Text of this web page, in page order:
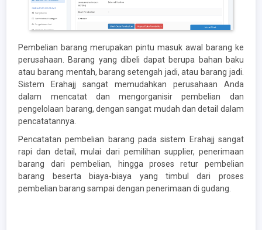
Pembelian barang merupakan pintu masuk awal barang ke
perusahaan. Barang yang dibeli dapat berupa bahan baku
atau barang mentah, barang setengah jadi, atau barang jadi.
Sistem Erahajj sangat memudahkan perusahaan Anda
dalam mencatat dan mengorganisir pembelian dan
pengelolaan barang, dengan sangat mudah dan detail dalam
pencatatannya.
Pencatatan pembelian barang pada sistem Erahajj sangat
rapi dan detail, mulai dari pemilihan supplier, penerimaan
barang dari pembelian, hingga proses retur pembelian
barang beserta biaya-biaya yang timbul dari proses
pembelian barang sampai dengan penerimaan di gudang.